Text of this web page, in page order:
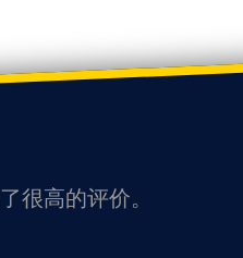
很高的评价。